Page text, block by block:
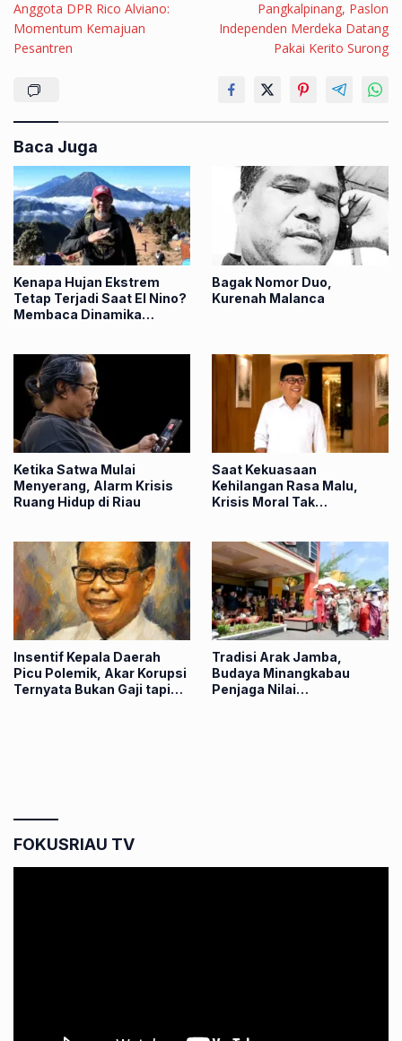
Anggota DPR Rico Alviano:
Momentum Kemajuan
Pesantren
Pangkalpinang, Paslon
Independen Merdeka Datang
Pakai Kerito Surong
Baca Juga
Kenapa Hujan Ekstrem
Tetap Terjadi Saat El Nino?
Membaca Dinamika
Bagak Nomor Duo,
‎Kurenah Malanca
Ketika Satwa Mulai
Menyerang, Alarm Krisis
Ruang Hidup di Riau
Saat Kekuasaan
Kehilangan Rasa Malu,
Krisis Moral Tak
Insentif Kepala Daerah
Picu Polemik, Akar Korupsi
Ternyata Bukan Gaji tapi
Tradisi Arak Jamba,
Budaya Minangkabau
Penjaga Nilai
FOKUSRIAU TV